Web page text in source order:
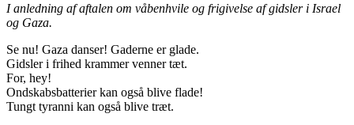
I anledning af aftalen om våbenhvile og frigivelse af gidsler i Israel
og Gaza.
Se nu! Gaza danser! Gaderne er glade.
Gidsler i frihed krammer venner tæt.
For, hey!
Ondskabsbatterier kan også blive flade!
Tungt tyranni kan også blive træt.